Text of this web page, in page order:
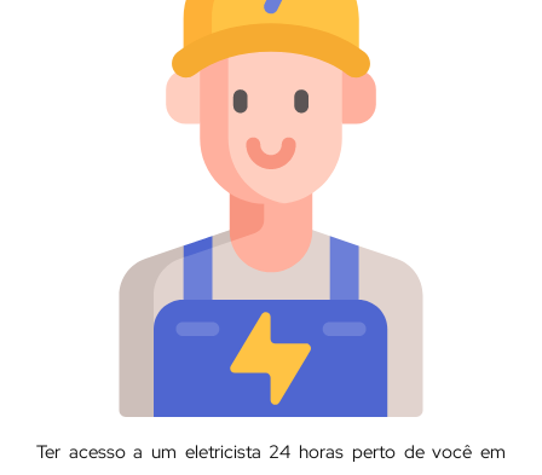
Ter acesso a um eletricista 24 horas perto de você em